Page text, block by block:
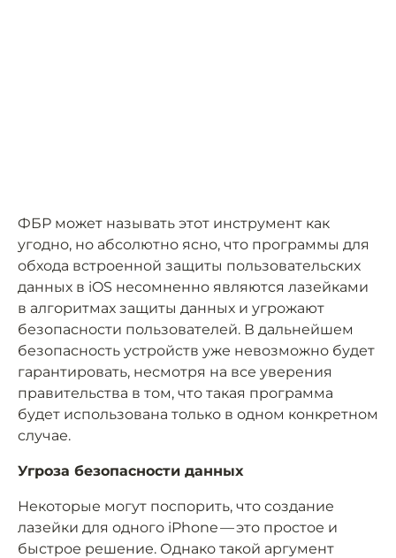
ФБР может называть этот инструмент как
угодно, но абсолютно ясно, что программы для
обхода встроенной защиты пользовательских
данных в iOS несомненно являются лазейками
в алгоритмах защиты данных и угрожают
безопасности пользователей. В дальнейшем
безопасность устройств уже невозможно будет
гарантировать, несмотря на все уверения
правительства в том, что такая программа
будет использована только в одном конкретном
случае.
Угроза безопасности данных
Некоторые могут поспорить, что создание
лазейки для одного iPhone — это простое и
быстрое решение. Однако такой аргумент